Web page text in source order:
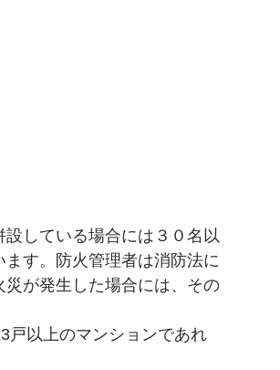
している場合には３０名以
す。防火管理者は消防法に
が発生した場合には、その
戸以上のマンションであれ